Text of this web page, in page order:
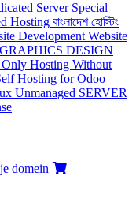
Server Special
Hosting বাংলাদেশ হোস্টিং
DevelopmentWebsite
GRAPHICS DESIGN
Only Hosting Without
Hosting for Odoo
Unmanaged SERVER
domein